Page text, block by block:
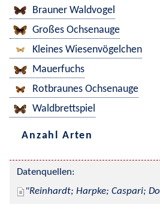
Brauner Waldvogel
Großes Ochsenauge
Kleines Wiesenvögelchen
Mauerfuchs
Rotbraunes Ochsenauge
Waldbrettspiel
Anzahl Arten
Datenquellen:
Reinhardt; Harpke; Caspari;